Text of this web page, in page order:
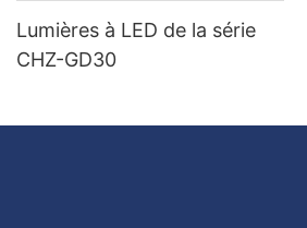
Lumières à LED de la série
CHZ-GD30